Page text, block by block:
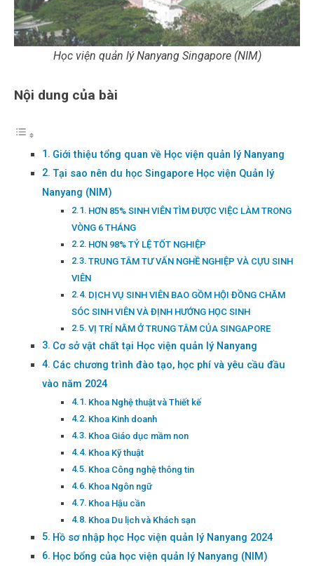
Học viện quản lý Nanyang Singapore (NIM)
Nội dung của bài
Giới thiệu tổng quan về Học viện quản lý Nanyang
Tại sao nên du học Singapore Học viện Quản lý
Nanyang (NIM)
HƠN 85% SINH VIÊN TÌM ĐƯỢC VIỆC LÀM TRONG
VÒNG 6 THÁNG
HƠN 98% TỶ LỆ TỐT NGHIỆP
TRUNG TÂM TƯ VẤN NGHỀ NGHIỆP VÀ CỰU SINH
VIÊN
DỊCH VỤ SINH VIÊN BAO GỒM HỘI ĐỒNG CHĂM
SÓC SINH VIÊN VÀ ĐỊNH HƯỚNG HỌC SINH
VỊ TRÍ NẰM Ở TRUNG TÂM CỦA SINGAPORE
Cơ sở vật chất tại Học viện quản lý Nanyang
Các chương trình đào tạo, học phí và yêu cầu đầu
vào năm 2024
Khoa Nghệ thuật và Thiết kế
Khoa Kinh doanh
Khoa Giáo dục mầm non
Khoa Kỹ thuật
Khoa Công nghệ thông tin
Khoa Ngôn ngữ
Khoa Hậu cần
Khoa Du lịch và Khách sạn
Hồ sơ nhập học Học viện quản lý Nanyang 2024
Học bổng của học viện quản lý Nanyang (NIM)